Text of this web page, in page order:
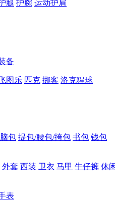
腿 护腕 运动护肩
备
图乐 匹克 挪客 洛克猩球
包 提包/腰包/挎包 书包 钱包
外套 西装 卫衣 马甲 牛仔裤 休
表